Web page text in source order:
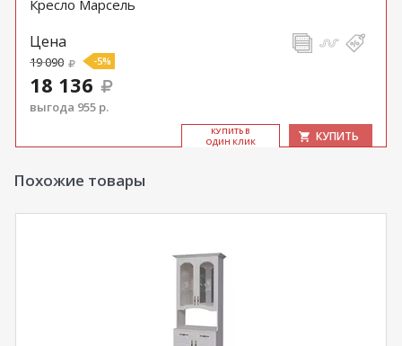
Кресло Марсель
Цена
19 090 -5%
18 136
выгода 955 р.
КУ­ПИТЬ В
ОДИН КЛИК
КУПИТЬ
Похожие товары